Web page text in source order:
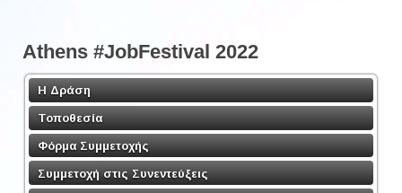
Athens #JobFestival 2022
Η Δράση
Τοποθεσία
Φόρμα Συμμετοχής
Συμμετοχή στις Συνεντεύξεις